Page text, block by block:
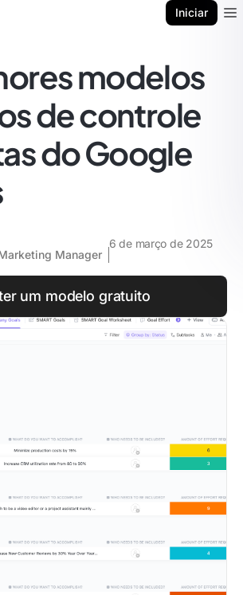
Iniciar
modelos
de controle
do Google
Manager
6 de março de 2025
um modelo gratuito